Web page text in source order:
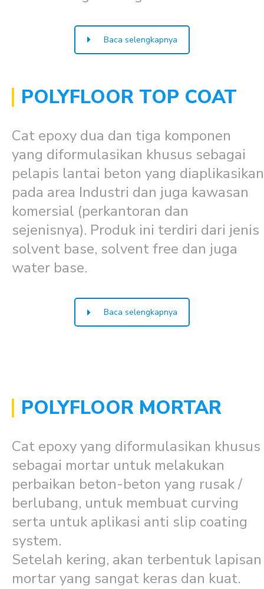
Baca selengkapnya
POLYFLOOR TOP COAT
Cat epoxy dua dan tiga komponen
yang diformulasikan khusus sebagai
pelapis lantai beton yang diaplikasikan
pada area Industri dan juga kawasan
komersial (perkantoran dan
sejenisnya). Produk ini terdiri dari jenis
solvent base, solvent free dan juga
water base.
Baca selengkapnya
POLYFLOOR MORTAR
Cat epoxy yang diformulasikan khusus
sebagai mortar untuk melakukan
perbaikan beton-beton yang rusak /
berlubang, untuk membuat curving
serta untuk aplikasi anti slip coating
system.
Setelah kering, akan terbentuk lapisan
mortar yang sangat keras dan kuat.